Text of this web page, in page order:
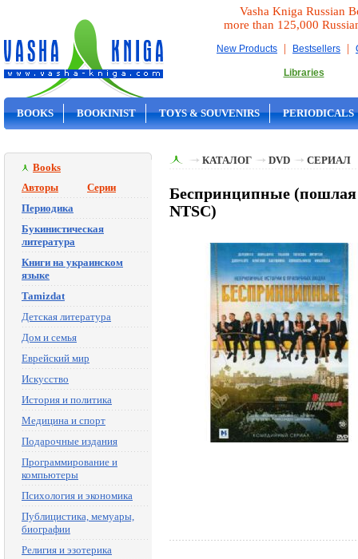
Vasha Kniga Russian
more than 125,000
New Products | Bestsellers |
Libraries
BOOKS BOOKINIST TOYS & SOUVENIRS PERIODICALS
Books
Авторы
Серии
Периодика
Букинистическая
литература
Книги на украинском
языке
Tamizdat
Детская литература
Дом и семья
Еврейский мир
Искусство
История и политика
Медицина и спорт
Подарочные издания
Программирование и
компьютеры
Психология и экономика
Публицистика, мемуары,
биографии
Религия и эзотерика
КАТАЛОГ DVD СЕРИАЛ
Беспринципные (пошлая
NTSC)